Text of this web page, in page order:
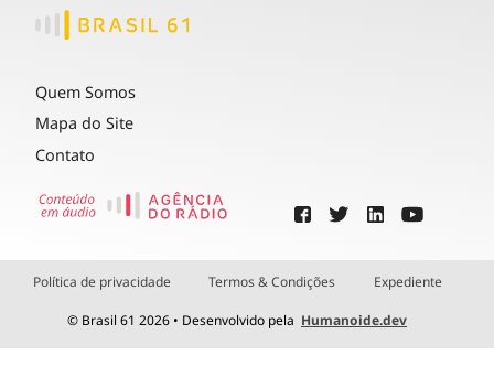
Quem Somos
Mapa do Site
Contato
Política de privacidade Termos & Condições Expediente
© Brasil 61 2026 • Desenvolvido pela Humanoide.dev